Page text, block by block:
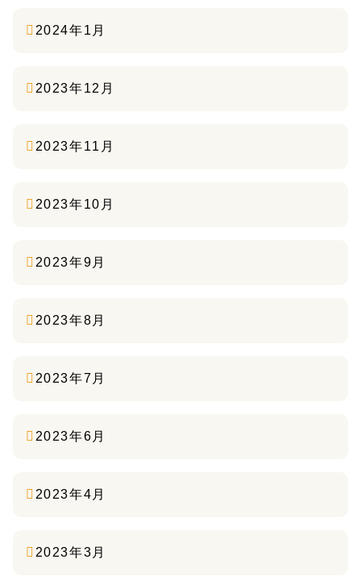
2024年1月
2023年12月
2023年11月
2023年10月
2023年9月
2023年8月
2023年7月
2023年6月
2023年4月
2023年3月